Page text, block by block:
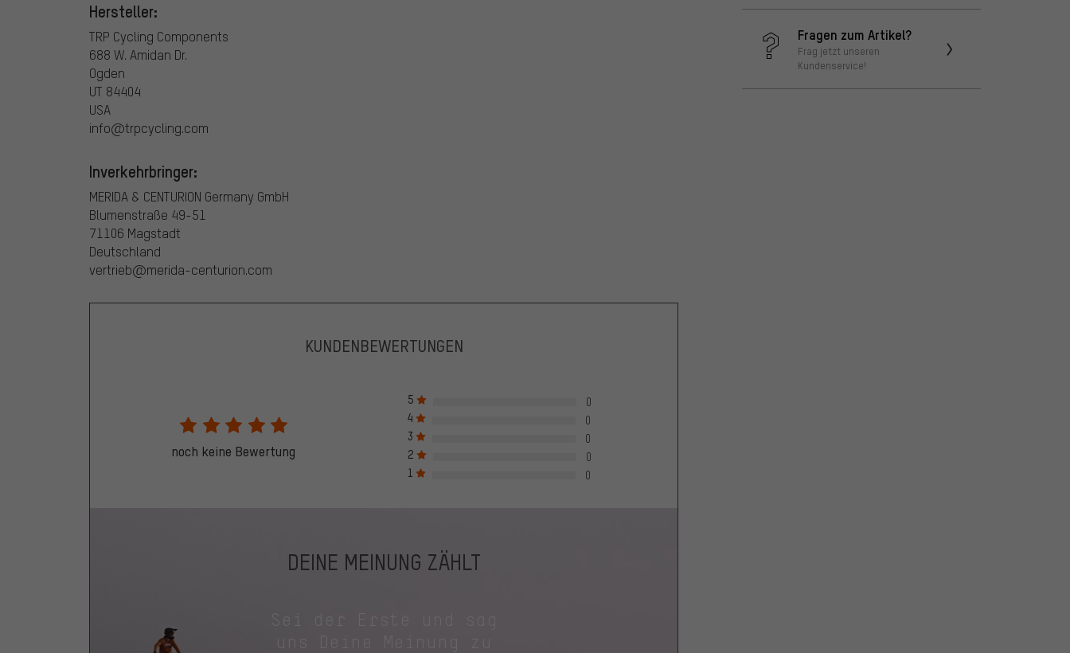
Hersteller:
TRP Cycling Components
688 W. Amidan Dr.
Ogden
UT 84404
USA
info@trpcycling.com
Inverkehrbringer:
MERIDA & CENTURION Germany GmbH
Blumenstraße 49-51
71106 Magstadt
Deutschland
vertrieb@merida-centurion.com
Fragen zum Artikel?
Frag jetzt unseren
Kundenservice!
KUNDENBEWERTUNGEN
noch keine Bewertung
5
0
4
0
3
0
2
0
1
0
DEINE MEINUNG ZÄHLT